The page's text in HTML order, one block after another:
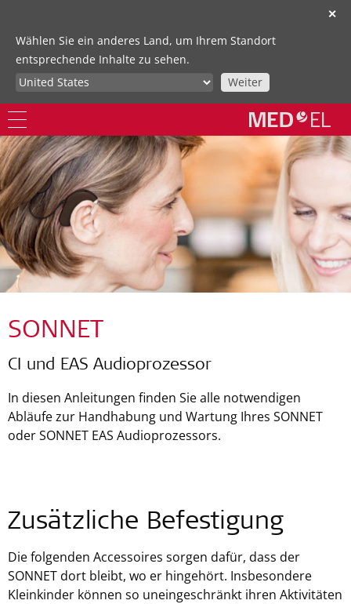
✕
Wählen Sie ein anderes Land, um Ihrem Standort
entsprechende Inhalte zu sehen.
Weiter
SONNET
CI und EAS Audioprozessor
In diesen Anleitungen finden Sie alle notwendigen
Abläufe zur Handhabung und Wartung Ihres SONNET
oder SONNET EAS Audioprozessors.
Zusätzliche Befestigung
Die folgenden Accessoires sorgen dafür, dass der
SONNET dort bleibt, wo er hingehört. Insbesondere
Kleinkinder können so uneingeschränkt ihren Aktivitäten